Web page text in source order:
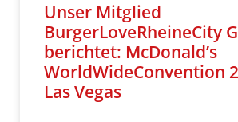
Unser Mitglied
BurgerLoveRheineCity
berichtet: McDonald’s
WorldWideConvention
Las Vegas